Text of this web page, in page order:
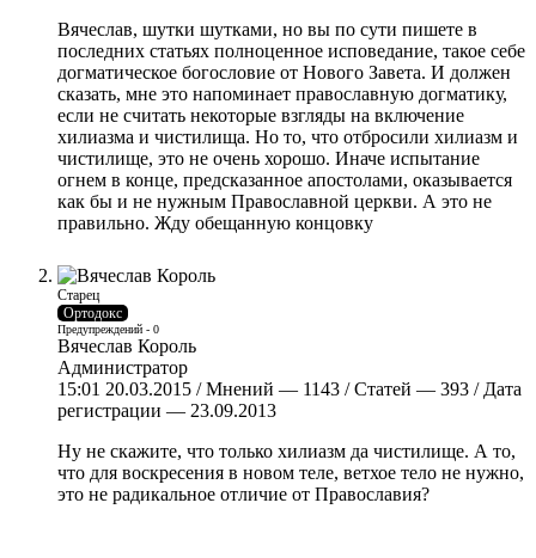
Вячеслав, шутки шутками, но вы по сути пишете в
последних статьях полноценное исповедание, такое себе
догматическое богословие от Нового Завета. И должен
сказать, мне это напоминает православную догматику,
если не считать некоторые взгляды на включение
хилиазма и чистилища. Но то, что отбросили хилиазм и
чистилище, это не очень хорошо. Иначе испытание
огнем в конце, предсказанное апостолами, оказывается
как бы и не нужным Православной церкви. А это не
правильно. Жду обещанную концовку
Старец
Ортодокс
Предупреждений - 0
Вячеслав Король
Администратор
15:01 20.03.2015 / Мнений — 1143 / Статей — 393 / Дата
регистрации — 23.09.2013
Ну не скажите, что только хилиазм да чистилище. А то,
что для воскресения в новом теле, ветхое тело не нужно,
это не радикальное отличие от Православия?